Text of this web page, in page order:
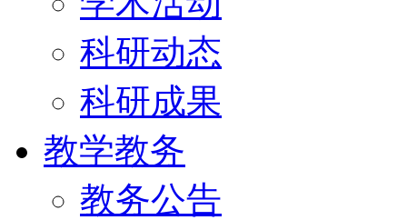
科研动态
科研成果
教学教务
教务公告